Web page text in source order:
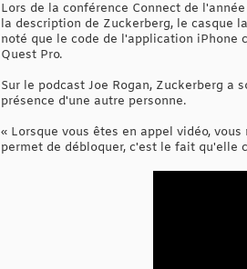
Lors de la conférence Connect de
la description de Zuckerberg, le casque
noté que le code de l'application iPhone
Quest Pro.
Sur le podcast Joe Rogan, Zuckerberg
présence d'une autre personne.
« Lorsque vous êtes en appel vidéo,
permet de débloquer, c'est le fait qu'elle